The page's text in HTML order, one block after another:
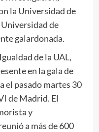
la Universidad de
de
galardonada.
de la UAL,
en la gala de
el pasado martes 30
de Madrid. El
y
a más de 600